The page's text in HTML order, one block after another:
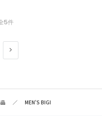
5件
MEN'S BIGI